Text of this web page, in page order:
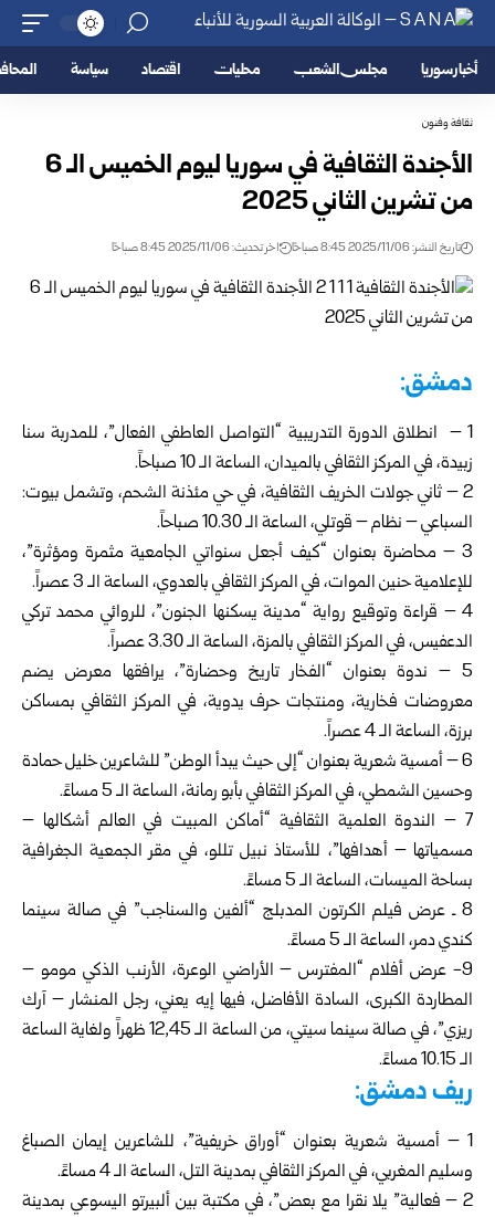
أخبار سوريا مجلس الشعب محليات اقتصاد سياسة
ثقافة وفنون
الأجندة الثقافية في سوريا ليوم الخميس الـ 6
من تشرين الثاني 2025
تاريخ النشر: 2025/11/06 8:45 صباحًا اخر تحديث: 2025/11/06 8:45 صباحًا
دمشق:
1 – انطلاق الدورة التدريبية “التواصل العاطفي الفعال”، للمدربة سنا
زبيدة، في المركز الثقافي بالميدان، الساعة الـ 10 صباحاً.
2 – ثاني جولات الخريف الثقافية، في حي مئذنة الشحم، وتشمل بيوت:
السباعي – نظام – قوتلي، الساعة الـ 10.30 صباحاً.
3 – محاضرة بعنوان “كيف أجعل سنواتي الجامعية مثمرة ومؤثرة”،
للإعلامية حنين الموات، في المركز الثقافي بالعدوي، الساعة الـ 3 عصراً.
4 – قراءة وتوقيع رواية “مدينة يسكنها الجنون”، للروائي محمد تركي
الدعفيس، في المركز الثقافي بالمزة، الساعة الـ 3.30 عصراً.
5 – ندوة بعنوان “الفخار تاريخ وحضارة”، يرافقها معرض يضم
معروضات فخارية، ومنتجات حرف يدوية، في المركز الثقافي بمساكن
برزة، الساعة الـ 4 عصراً.
6 – أمسية شعرية بعنوان “إلى حيث يبدأ الوطن” للشاعرين خليل حمادة
وحسين الشمطي، في المركز الثقافي بأبو رمانة، الساعة الـ 5 مساءً.
7 – الندوة العلمية الثقافية “أماكن المبيت في العالم أشكالها –
مسمياتها – أهدافها”، للأستاذ نبيل تللو، في مقر الجمعية الجغرافية
بساحة الميسات، الساعة الـ 5 مساءً.
8 ـ عرض فيلم الكرتون المدبلج “ألفين والسناجب” في صالة سينما
كندي دمر، الساعة الـ 5 مساءً.
9- عرض أفلام “المفترس – الأراضي الوعرة، الأرنب الذكي مومو –
المطاردة الكبرى، السادة الأفاضل، فيها إيه يعني، رجل المنشار – آرك
ريزي”، في صالة سينما سيتي، من الساعة الـ 12,45 ظهراً ولغاية الساعة
الـ 10.15 مساءً.
ريف دمشق:
1 – أمسية شعرية بعنوان “أوراق خريفية”، للشاعرين إيمان الصباغ
وسليم المغربي، في المركز الثقافي بمدينة التل، الساعة الـ 4 مساءً.
2 – فعالية” يلا نقرا مع بعض”، في مكتبة بين ألبيرتو اليسوعي بمدينة